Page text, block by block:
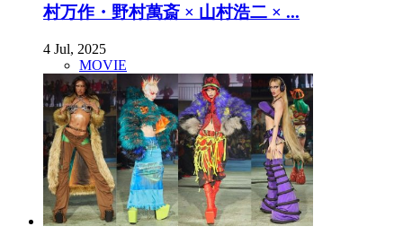
村万作・野村萬斎 × 山村浩二 × ...
4 Jul, 2025
MOVIE